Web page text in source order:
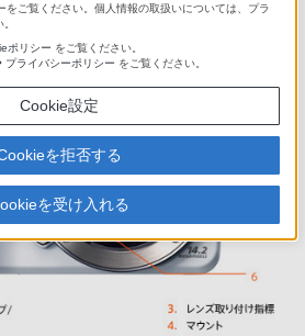
ご覧ください。個人情報の取扱いについては、プラ
ポリシー をご覧ください。
プライバシーポリシー をご覧ください。
Cookie設定
を拒否する
を受け入れる